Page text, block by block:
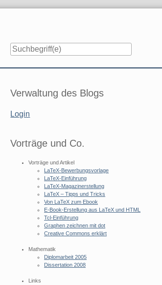
Seitenleiste
Verwaltung des Blogs
Login
Vorträge und Co.
Vorträge und Artikel
LaTeX-Bewerbungsvorlage
LaTeX-Einführung
LaTeX-Magazinerstellung
LaTeX – Tipps und Tricks
Von LaTeX zum Ebook
E-Book-Erstellung aus LaTeX und HTML
Tcl-Einführung
Graphen zeichnen mit dot
Creative Commons erklärt
Mathematik
Diplomarbeit 2005
Dissertation 2008
Links